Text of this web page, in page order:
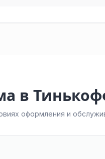
в
оформления и